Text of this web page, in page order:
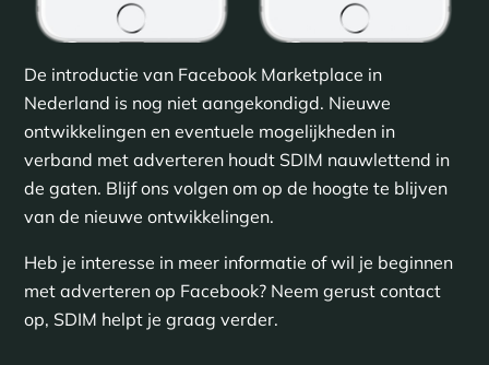
De introductie van Facebook Marketplace in
Nederland is nog niet aangekondigd. Nieuwe
ontwikkelingen en eventuele mogelijkheden in
verband met adverteren houdt SDIM nauwlettend in
de gaten. Blijf ons volgen om op de hoogte te blijven
van de nieuwe ontwikkelingen.
Heb je interesse in meer informatie of wil je beginnen
met adverteren op Facebook? Neem gerust contact
op, SDIM helpt je graag verder.